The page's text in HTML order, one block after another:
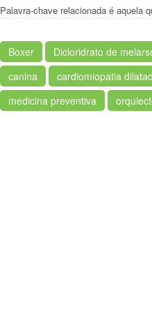
Palavra-chave relacionada é aquela
Boxer Dicloridrato de
canina
cardiomiopatia
medicina preventiva